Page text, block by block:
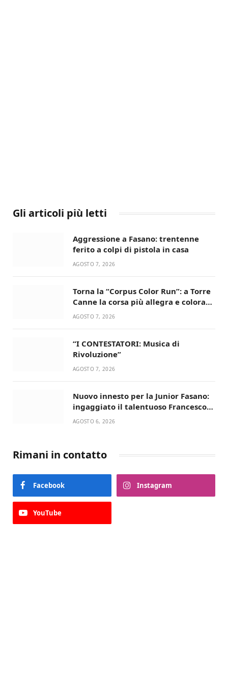
Gli articoli più letti
Aggressione a Fasano: trentenne
ferito a colpi di pistola in casa
AGOSTO 7, 2026
Torna la “Corpus Color Run”: a Torre
Canne la corsa più allegra e colorata
dell’estate!
AGOSTO 7, 2026
“I CONTESTATORI: Musica di
Rivoluzione”
AGOSTO 7, 2026
Nuovo innesto per la Junior Fasano:
ingaggiato il talentuoso Francesco
Lupo Timini
AGOSTO 6, 2026
Rimani in contatto
Facebook Instagram
YouTube